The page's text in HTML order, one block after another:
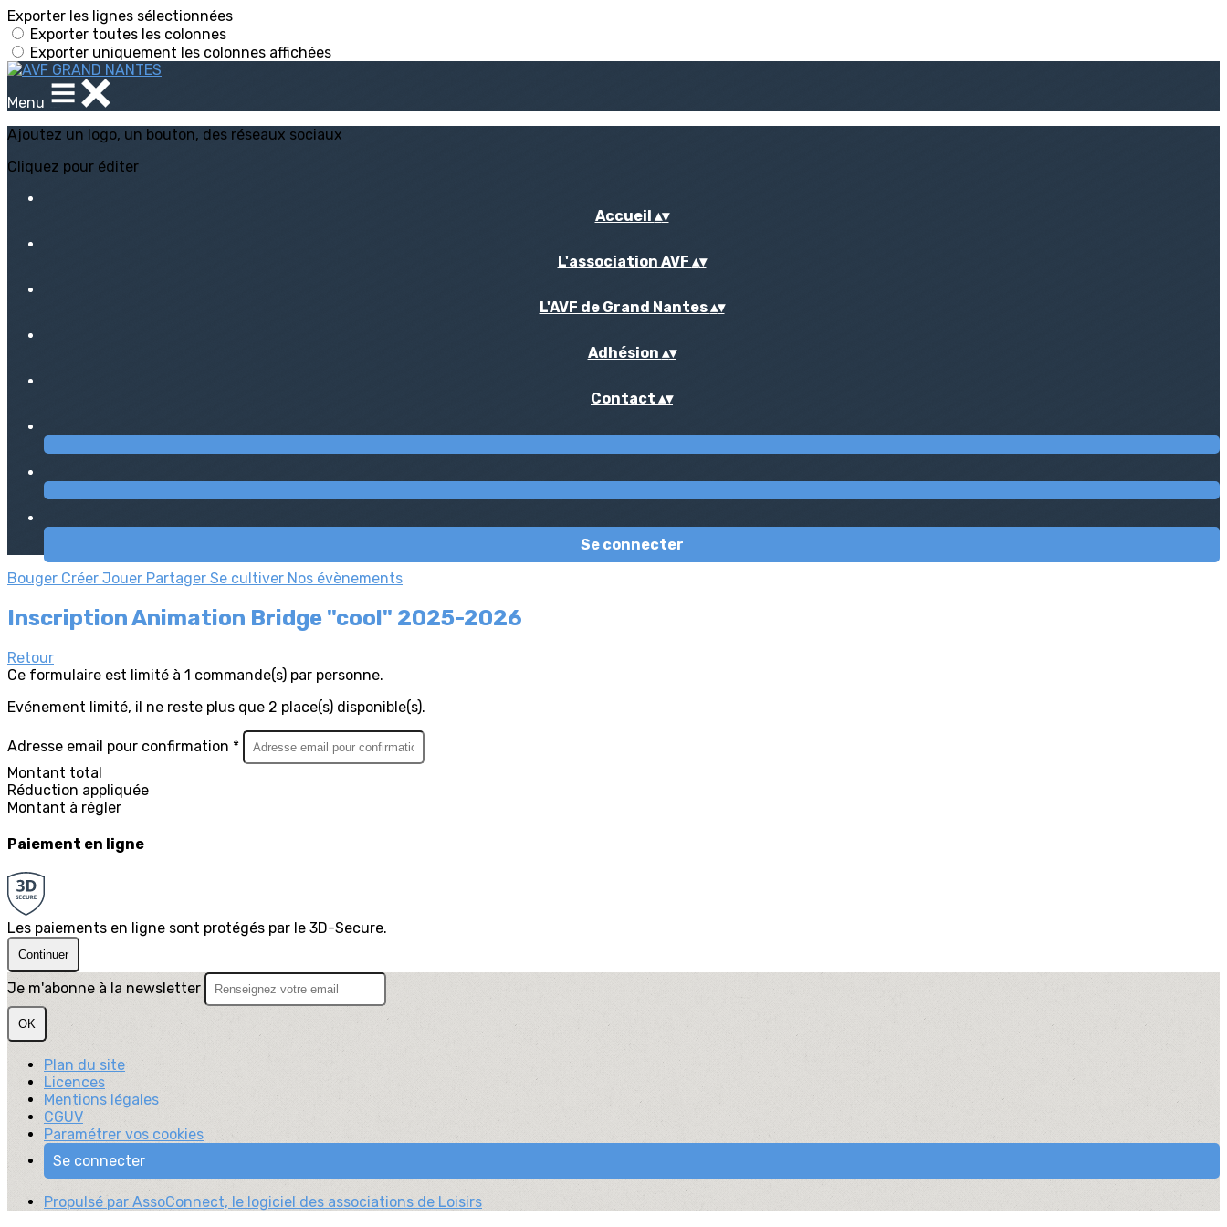
Exporter les lignes sélectionnées
Exporter toutes les colonnes
Exporter uniquement les colonnes affichées
Menu
Ajoutez un logo, un bouton, des réseaux sociaux
Cliquez pour éditer
Accueil ▴▾
L'association AVF ▴▾
L'AVF de Grand Nantes▴▾
Adhésion ▴▾
Contact ▴▾
Se connecter
Bouger Créer Jouer Partager Se cultiver Nos évènements
Inscription Animation Bridge "cool" 2025-2026
Retour
Ce formulaire est limité à 1 commande(s) par personne.
Evénement limité, il ne reste plus que 2 place(s) disponible(s).
Adresse email pour confirmation *
Montant total
Réduction appliquée
Montant à régler
Paiement en ligne
Les paiements en ligne sont protégés par le 3D-Secure.
Continuer
Je m'abonne à la newsletter
OK
Plan du site
Licences
Mentions légales
CGUV
Paramétrer vos cookies
Se connecter
Propulsé par AssoConnect, le logiciel des associations de Loisirs